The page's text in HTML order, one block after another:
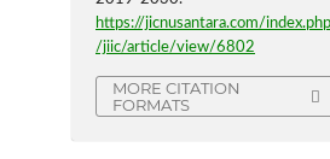
https://jicnusantara.com/
/jiic/article/view/6802
MORE CITATION
FORMATS